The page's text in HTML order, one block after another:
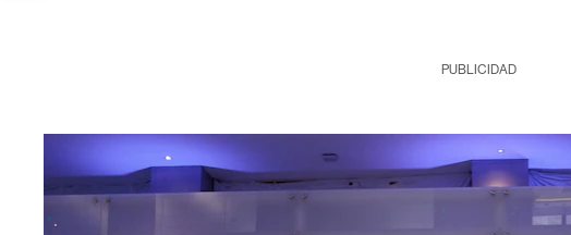
PUBLICIDAD